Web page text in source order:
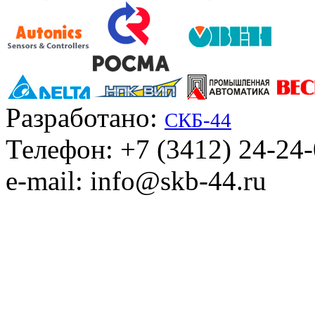
Разработано: СКБ-44
Телефон: +7 (3412) 24-
e-mail: info@skb-44.ru